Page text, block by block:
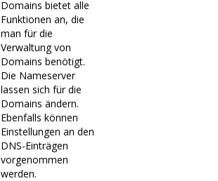
Domains bietet alle
Funktionen an, die
man für die
Verwaltung von
Domains benötigt.
Die Nameserver
lassen sich für die
Domains ändern.
Ebenfalls können
Einstellungen an den
DNS-Einträgen
vorgenommen
werden.